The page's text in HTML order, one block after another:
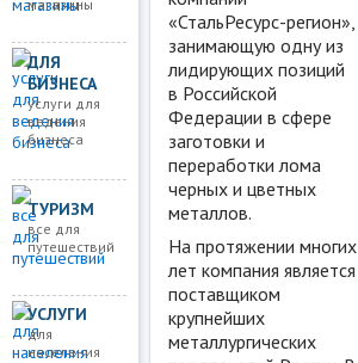
магазины
ДЛЯ
БИЗНЕСА
услуги для
ведения
бизнеса
ТУРИЗМ
все для
путешествий
УСЛУГИ
для
населения
«СтальРесурс-регион»,
занимающую одну из
лидирующих позиций
в Российской
Федерации в сфере
заготовки и
переработки лома
черных и цветных
металлов.
На протяжении многих
лет компания является
поставщиком
крупнейших
металлургических